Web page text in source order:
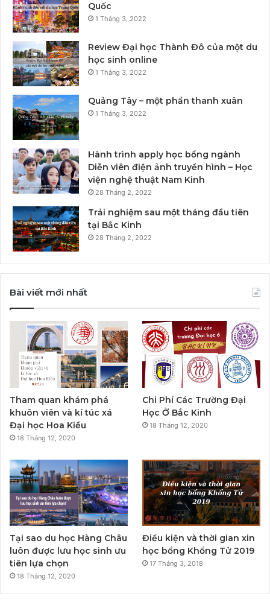
Quốc
1 Tháng 3, 2022
Review Đại học Thành Đô của một du
học sinh online
1 Tháng 3, 2022
Quảng Tây – một phần thanh xuân
1 Tháng 3, 2022
Hành trình apply học bổng ngành
Diễn viên điện ảnh truyền hình – Học
viện nghệ thuật Nam Kinh
28 Tháng 2, 2022
Trải nghiệm sau một tháng đầu tiên
tại Bắc Kinh
28 Tháng 2, 2022
Bài viết mới nhất
Tham quan khám phá
khuôn viên và kí túc xá
Đại học Hoa Kiều
18 Tháng 12, 2020
Chi Phí Các Trường Đại
Học Ở Bắc Kinh
18 Tháng 12, 2020
Tại sao du học Hàng Châu
luôn được lưu học sinh ưu
tiên lựa chọn
18 Tháng 12, 2020
Điều kiện và thời gian xin
học bổng Khổng Tử 2019
17 Tháng 3, 2018